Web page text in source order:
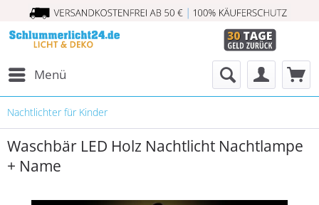
Menü
Nachtlichter für Kinder
Waschbär LED Holz Nachtlicht Nachtlampe
+ Name